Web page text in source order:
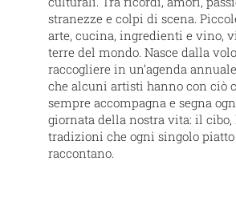
stranezze e colpi di scena.
arte, cucina, ingredienti e vino,
terre del mondo. Nasce dalla
raccogliere in un’agenda
che alcuni artisti hanno con ciò
sempre accompagna e segna
giornata della nostra vita: il cibo,
tradizioni che ogni singolo piatto
raccontano.